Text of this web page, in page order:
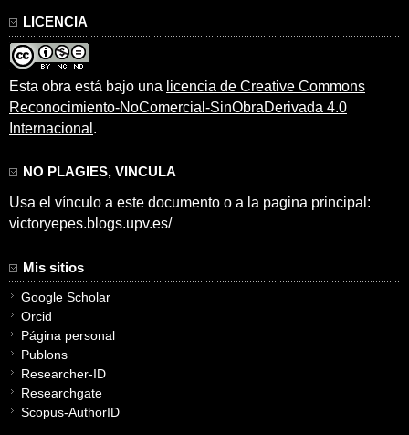
LICENCIA
Esta obra está bajo una licencia de Creative Commons
Reconocimiento-NoComercial-SinObraDerivada 4.0
Internacional .
NO PLAGIES, VINCULA
Usa el vínculo a este documento o a la pagina principal:
victoryepes.blogs.upv.es/
Mis sitios
Google Scholar
Orcid
Página personal
Publons
Researcher-ID
Researchgate
Scopus-AuthorID